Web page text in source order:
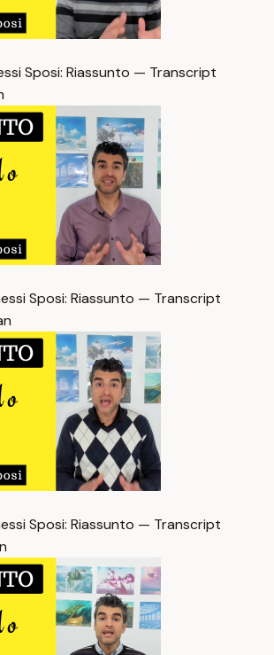
Sposi: Riassunto — Transcript
Sposi: Riassunto — Transcript
Sposi: Riassunto — Transcript